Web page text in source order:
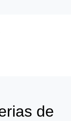
de